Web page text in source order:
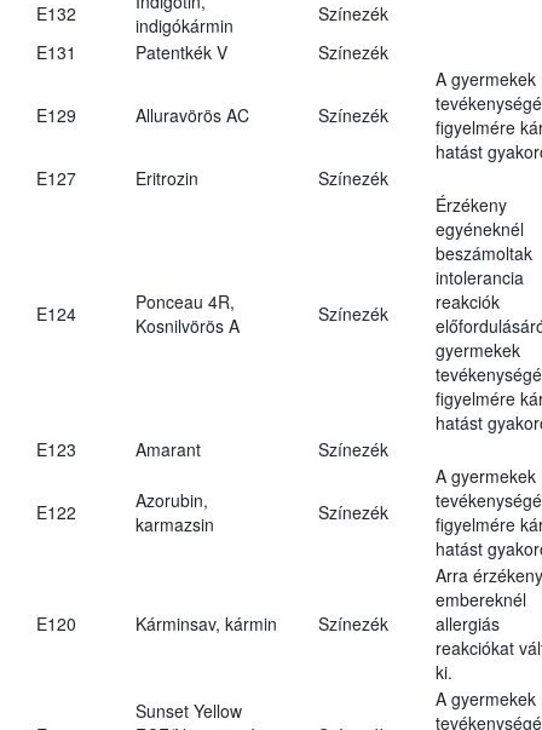
E132
indigókármin
Színezék
E131
Patentkék V Színezék
E129 Alluravörös AC Színezék
A gyermekek
figyelmére
hatást
E127
Eritrozin Színezék
E124
Ponceau 4R,
Kosnilvörös A
Színezék
Érzékeny
egyéneknél
beszámoltak
intolerancia
reakciók
gyermekek
figyelmére
hatást
E123
Amarant Színezék
E122
Azorubin,
karmazsin
Színezék
A gyermekek
figyelmére
hatást
E120 Kárminsav, kármin Színezék
Arra érzékeny
embereknél
allergiás
reakciókat
ki.
Sunset Yellow
A gyermekek